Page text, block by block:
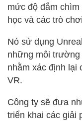
mức độ đắm
học và các trò
Nó sử dụng
những môi
nhằm xác định lại
VR.
Công ty sẽ đưa
triển khai các giải